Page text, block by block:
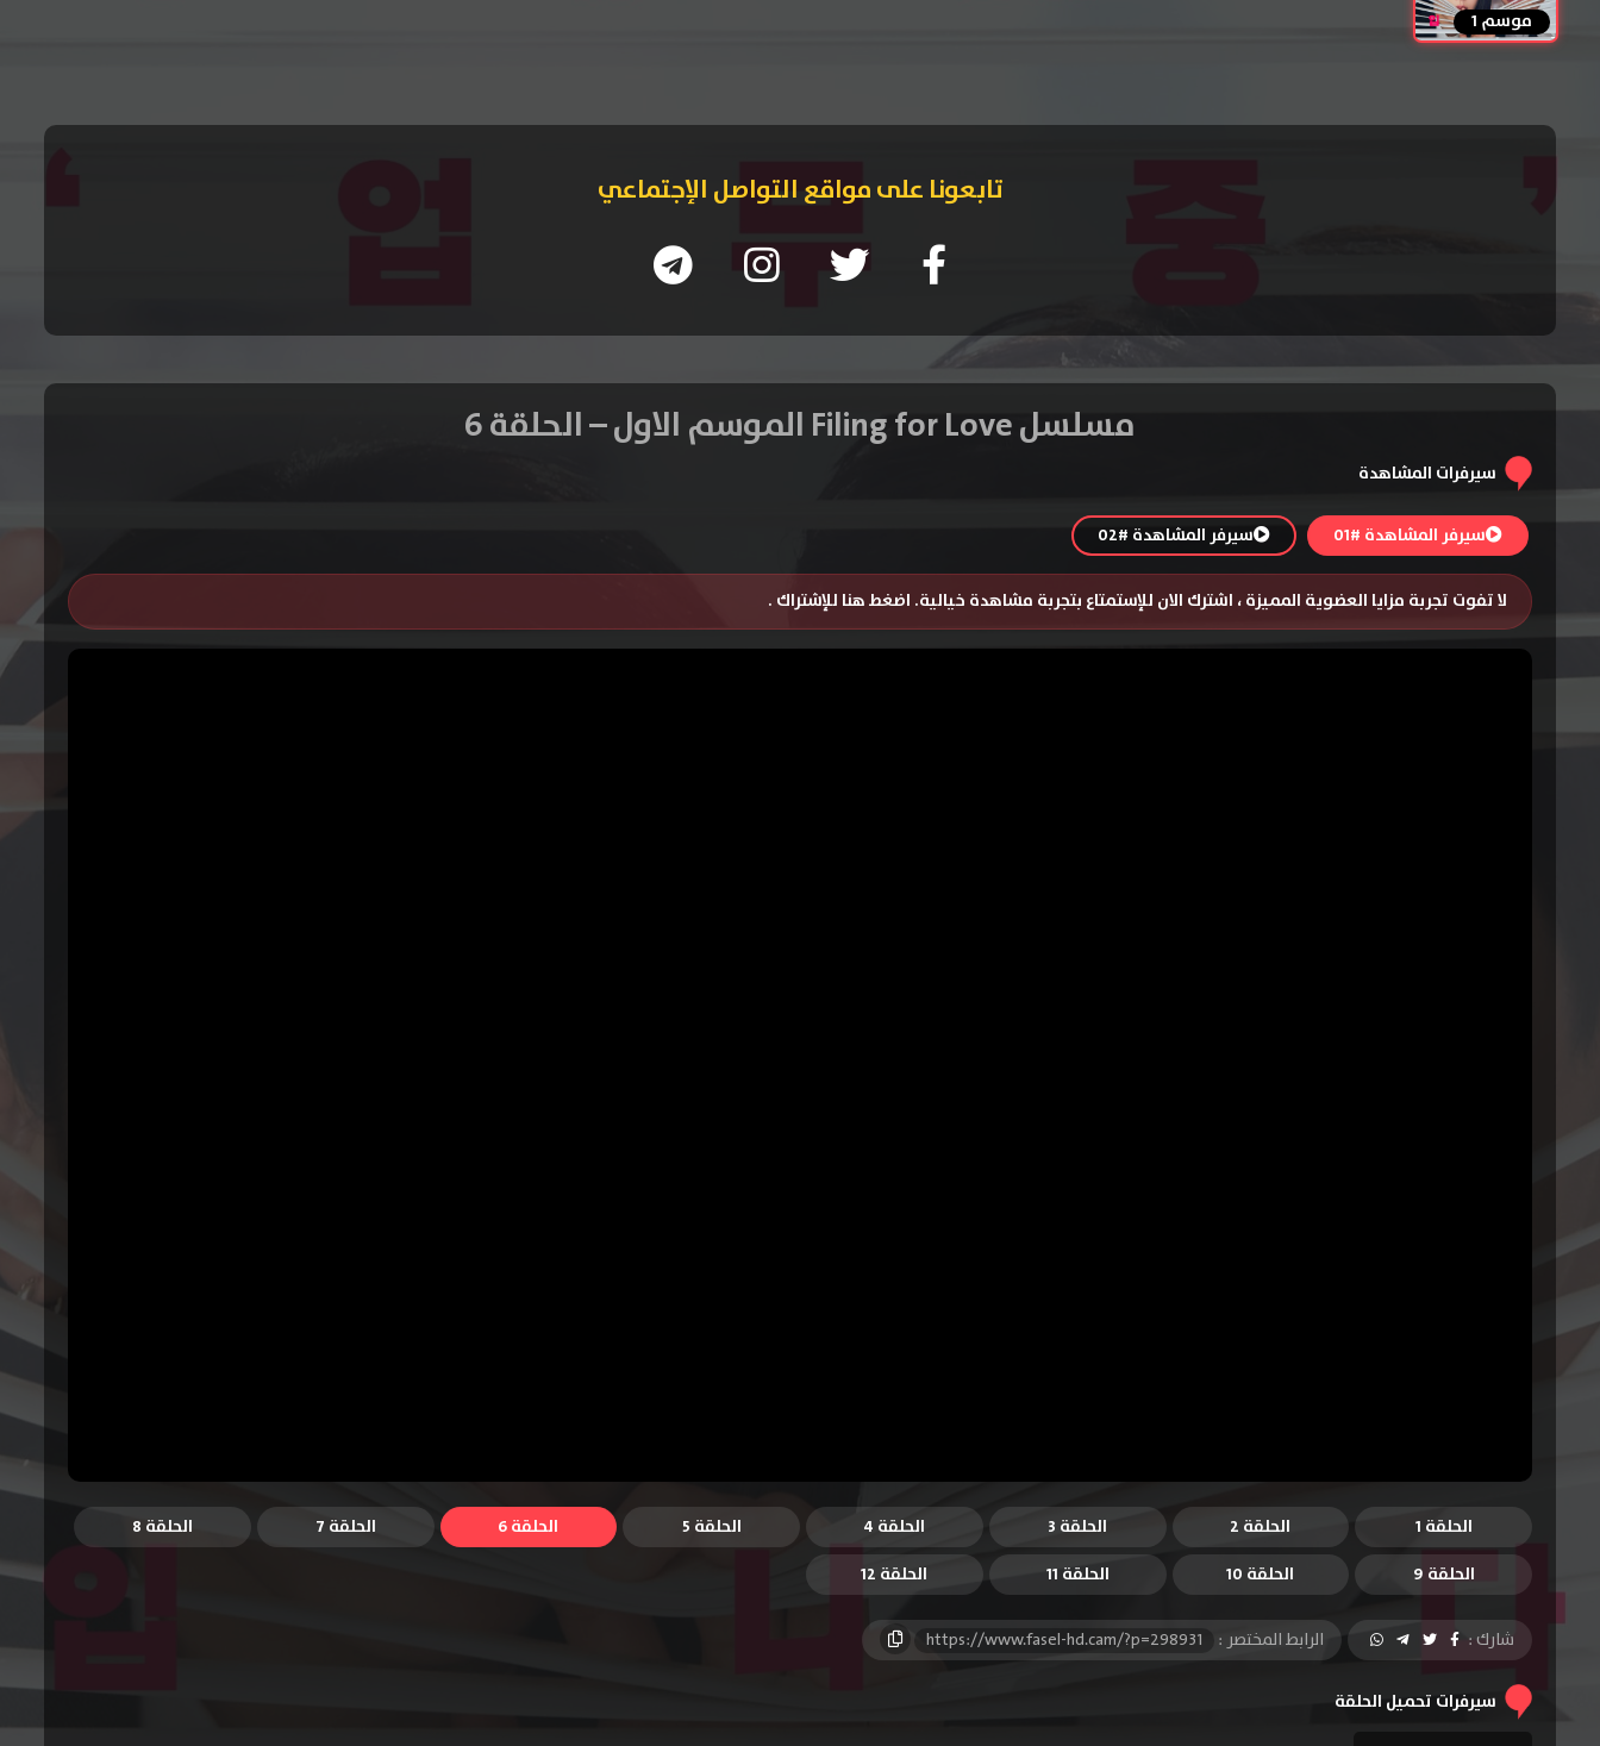
موسم 1
تابعونا على مواقع التواصل الإجتماعي
مسلسل Filing for Love الموسم الاول – الحلقة 6
سيرفرات المشاهدة
سيرفر المشاهدة #01 سيرفر المشاهدة #02
لا تفوت تجربة مزايا العضوية المميزة ، اشترك الان للإستمتاع بتجربة مشاهدة خيالية. اضغط هنا للإشتراك .
الحلقة 1 الحلقة 2 الحلقة 3 الحلقة 4 الحلقة 5 الحلقة 6 الحلقة 7
الحلقة 8
الحلقة 9
الحلقة 10 الحلقة 11 الحلقة 12
شارك : الرابط المختصر : https://www.fasel-hd.cam/?p=298931
سيرفرات تحميل الحلقة